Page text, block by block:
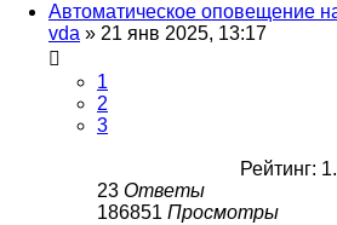
Автоматическое оповещение
vda » 21 янв 2025, 13:17
1
2
3
Рейтинг:
23 Ответы
186851 Просмотры